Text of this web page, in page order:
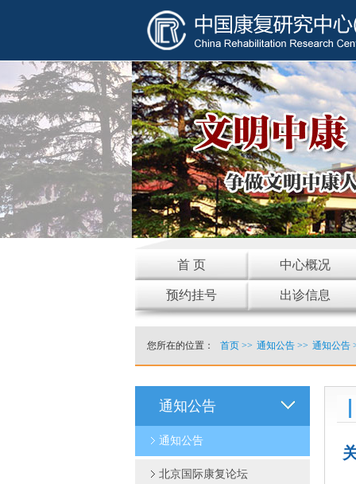
首 页 中心概况
预约挂号 出诊信息
您所在的位置： 首页>> 通知公告>> 通知公告
通知公告
通知公告
北京国际康复论坛